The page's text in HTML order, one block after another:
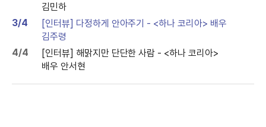
김민하
3/4
[인터뷰] 다정하게 안아주기 - <하나 코리아> 배우
김주령
4/4
[인터뷰] 해맑지만 단단한 사람 - <하나 코리아>
배우 안서현